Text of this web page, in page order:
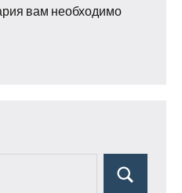
вам необходимо
Поиск